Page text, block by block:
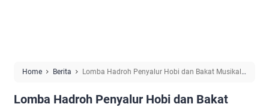
Home Berita
Lomba Hadroh Penyalur Hobi dan Bakat Musikal
Lomba Hadroh Penyalur Hobi dan Bakat